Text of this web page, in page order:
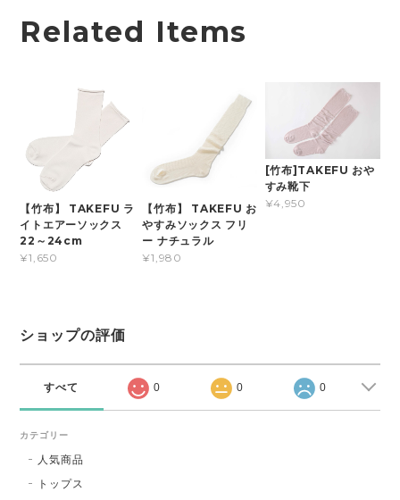
Related Items
【竹布】 TAKEFU ラ
イトエアーソックス
22～24cm
¥1,650
【竹布】 TAKEFU お
やすみソックス フリ
ー ナチュラル
¥1,980
[竹布]TAKEFU おや
すみ靴下
¥4,950
ショップの評価
すべて 0 0 0
カテゴリー
人気商品
トップス